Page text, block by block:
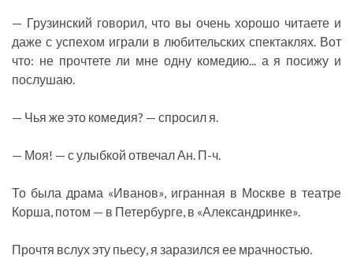
— Грузинский говорил, что вы очень хорошо читаете и
даже с успехом играли в любительских спектаклях. Вот
что: не прочтете ли мне одну комедию... а я посижу и
послушаю.
— Чья же это комедия? — спросил я.
— Моя! — с улыбкой отвечал Ан. П-ч.
То была драма «Иванов», игранная в Москве в театре
Корша, потом — в Петербурге, в «Александринке».
Прочтя вслух эту пьесу, я заразился ее мрачностью.